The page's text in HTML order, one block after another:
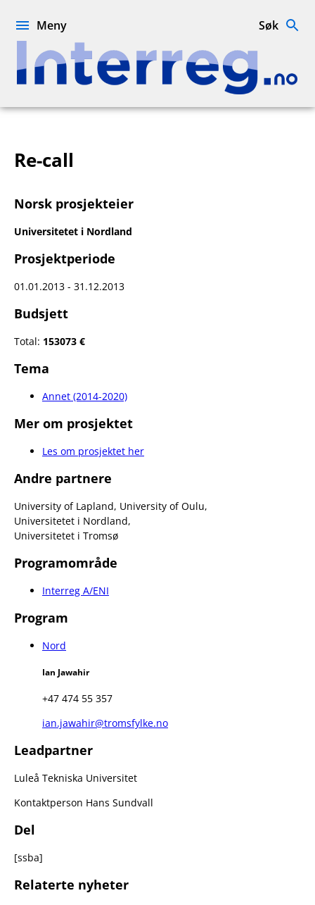
Interreg.no
Meny Søk
Re-call
Norsk prosjekteier
Universitetet i Nordland
Prosjektperiode
01.01.2013 - 31.12.2013
Budsjett
Total: 153073 €
Tema
Annet (2014-2020)
Mer om prosjektet
Les om prosjektet her
Andre partnere
University of Lapland, University of Oulu,
Universitetet i Nordland,
Universitetet i Tromsø
Programområde
Interreg A/ENI
Program
Nord
Ian Jawahir
+47 474 55 357
ian.jawahir@tromsfylke.no
Leadpartner
Luleå Tekniska Universitet
Kontaktperson Hans Sundvall
Del
[ssba]
Relaterte nyheter